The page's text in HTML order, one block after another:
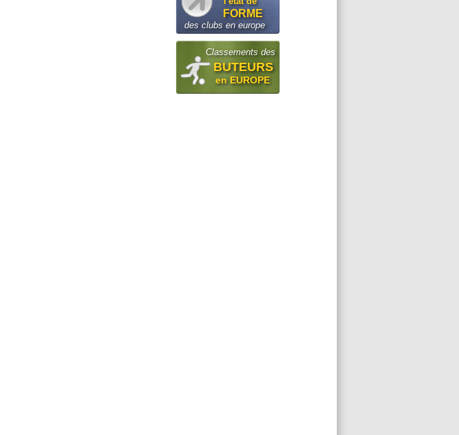
FORME
des clubs en europe
Classements des
BUTEURS
en EUROPE